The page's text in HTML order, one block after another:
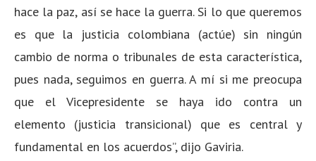
hace la paz, así se hace la guerra. Si lo que queremos
es que la justicia colombiana (actúe) sin ningún
cambio de norma o tribunales de esta característica,
pues nada, seguimos en guerra. A mí si me preocupa
que el Vicepresidente se haya ido contra un
elemento (justicia transicional) que es central y
fundamental en los acuerdos”, dijo Gaviria.